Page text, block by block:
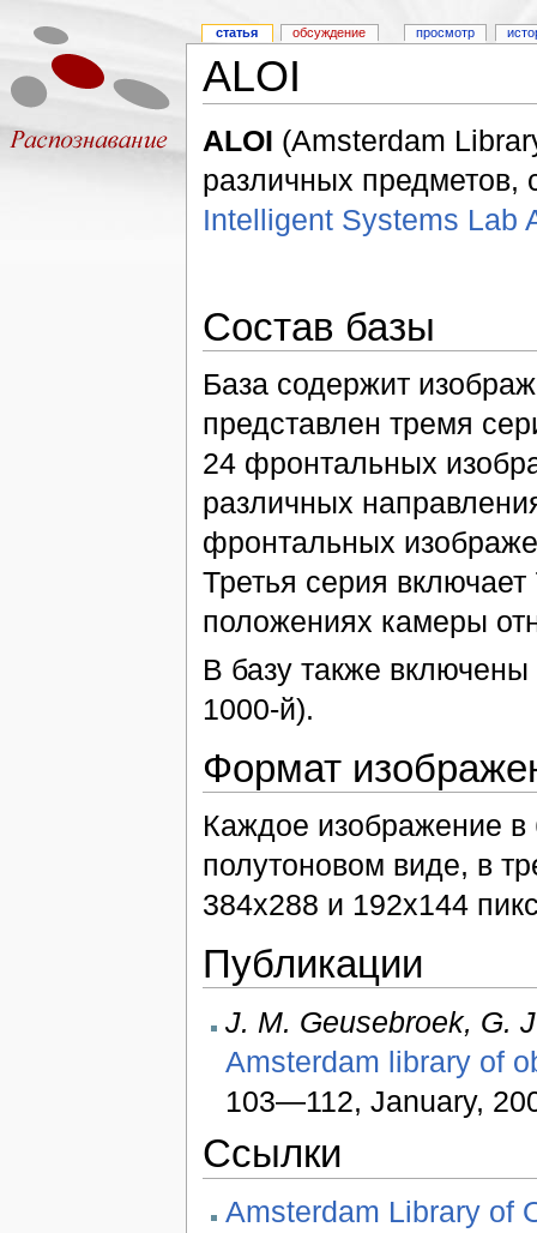
ALOI
ALOI (Amsterdam
различных предметов,
Intelligent Systems Lab
Состав базы
База содержит
представлен тремя
24 фронтальных
различных
фронтальных
Третья серия
положениях камеры
В базу также
1000-й).
Формат
Каждое изображение в
полутоновом виде, в
384x288 и 192x144
Публикации
J. M. Geusebroek, G.
Amsterdam library of
103—112, January,
Ссылки
Amsterdam Library of
статья обсуждение просмотр